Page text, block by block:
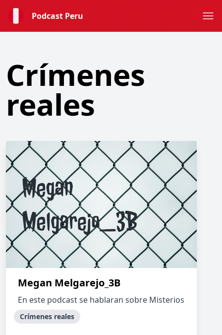
Podcast Peru
Crímenes
reales
Megan Melgarejo_3B
En este podcast se hablaran sobre Misterios
Crímenes reales